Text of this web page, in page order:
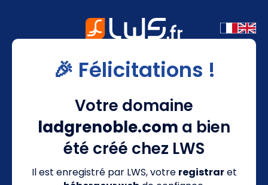
🎉 Félicitations !
Votre domaine
ladgrenoble.com a bien
été créé chez LWS
Il est enregistré par LWS, votre registraret